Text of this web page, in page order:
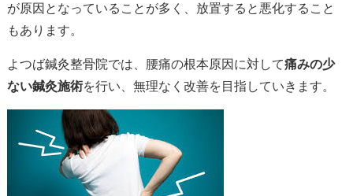
が原因となっていることが多く、放置すると悪化すること
もあります。
よつば鍼灸整骨院では、腰痛の根本原因に対して痛みの少
ない鍼灸施術を行い、無理なく改善を目指していきます。